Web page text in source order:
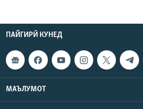
ПАЙГИРӢ КУНЕД
МАЪЛУМОТ